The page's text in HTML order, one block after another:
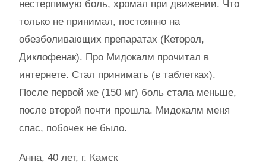
нестерпимую боль, хромал при движении. Что
только не принимал, постоянно на
обезболивающих препаратах (Кеторол,
Диклофенак). Про Мидокалм прочитал в
интернете. Стал принимать (в таблетках).
После первой же (150 мг) боль стала меньше,
после второй почти прошла. Мидокалм меня
спас, побочек не было.
Анна, 40 лет, г. Камск